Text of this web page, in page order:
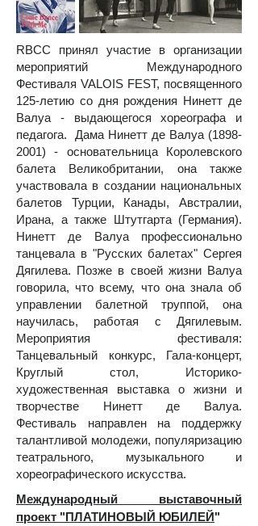
RBCC принял участие в организации
мероприятий Международного
Фестиваля VALOIS FEST, посвященного
125-летию со дня рождения Нинетт де
Валуа - выдающегося хореографа и
педагога. Дама Нинетт де Валуа (1898-
2001) - основательница Королевского
балета Великобритании, она также
участвовала в создании национальных
балетов Турции, Канады, Австралии,
Ирана, а также Штутгарта (Германия).
Нинетт де Валуа профессионально
танцевала в "Русских балетах" Сергея
Дягилева. Позже в своей жизни Валуа
говорила, что всему, что она знала об
управлении балетной труппой, она
научилась, работая с Дягилевым.​
Мероприятия фестиваля:
Танцевальный конкурс, Гала-концерт,
Круглый стол, Историко-
художественная выставка о жизни и
творчестве Нинетт де Валуа.
Фестиваль направлен на поддержку
талантливой молодежи, популяризацию
театрального, музыкального и
хореографического искусства.
Международный выставочный
проект "ПЛАТИНОВЫЙ ЮБИЛЕЙ"